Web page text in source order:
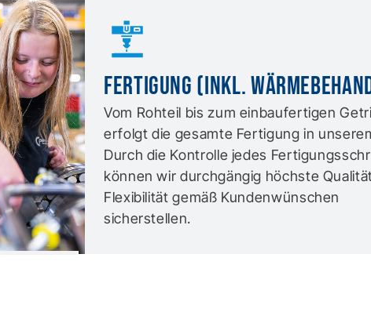
Fertigung (inkl.
Vom Rohteil bis zum einbaufertigen
erfolgt die gesamte Fertigung in
Durch die Kontrolle jedes
können wir durchgängig höchste
Flexibilität gemäß Kundenwünschen
sicherstellen.